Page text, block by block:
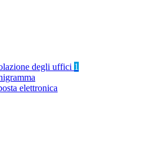
degli uffici 1
elettronica